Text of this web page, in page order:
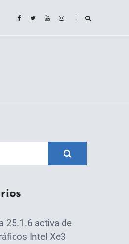
25.1.6 activa de
Intel Xe3